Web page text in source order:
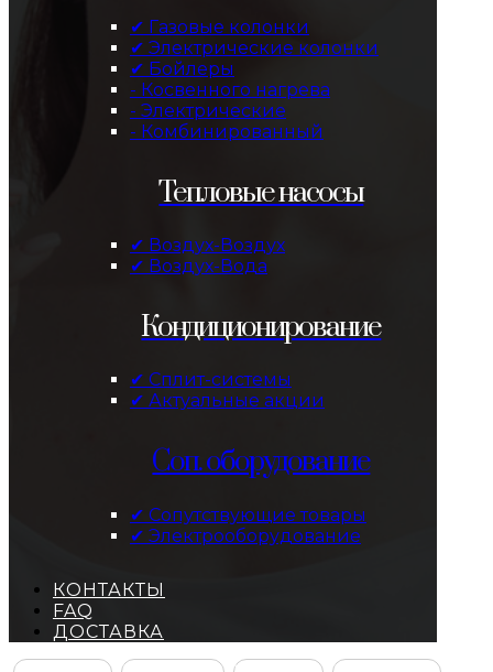
✔ Газовые колонки
✔ Электрические колонки
✔ Бойлеры
- Косвенного нагрева
- Электрические
- Комбинированный
Тепловые насосы
✔ Воздух-Воздух
✔ Воздух-Вода
Кондиционирование
✔ Сплит-системы
✔ Актуальные акции
Соп. оборудование
✔ Сопутствующие товары
✔ Электрооборудование
КОНТАКТЫ
FAQ
ДОСТАВКА